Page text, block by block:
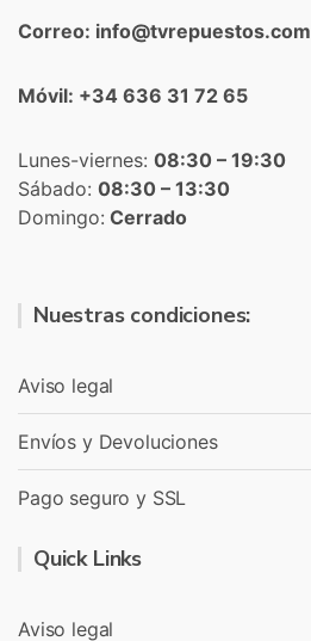
Correo: info@tvrepuestos.com
Móvil: +34 636 31 72 65
Lunes-viernes: 08:30 – 19:30
Sábado: 08:30 – 13:30
Domingo: Cerrado
Nuestras condiciones:
Aviso legal
Envíos y Devoluciones
Pago seguro y SSL
Quick Links
Aviso legal